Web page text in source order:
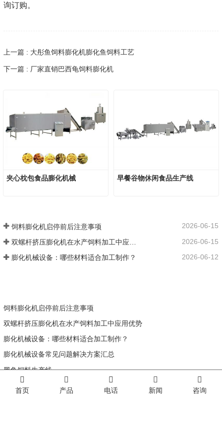
询订购。
上一篇 : 大彤鱼饲料膨化机膨化鱼饲料工艺
下一篇 : 厂家直销巴西龟饲料膨化机
夹心枕包食品膨化机械 早餐谷物休闲食品生产线
饲料膨化机启停前后注意事项 2026-06-15
2026-06-15
膨化机械设备：哪些材料适合加工制作？ 2026-06-12
饲料膨化机启停前后注意事项
双螺杆挤压膨化机在水产饲料加工中应用优势
膨化机械设备：哪些材料适合加工制作？
膨化机械设备常见问题解决方案汇总
黑鱼饲料生产线
首页 产品 电话 新闻 咨询